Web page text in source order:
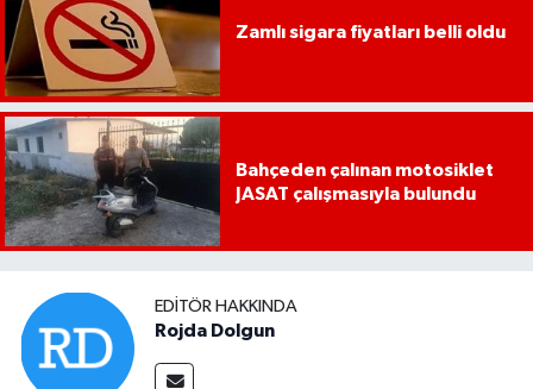
Zamlı sigara fiyatları belli oldu
Bahçeden çalınan motosiklet
JASAT çalışmasıyla bulundu
EDITÖR HAKKINDA
Rojda Dolgun